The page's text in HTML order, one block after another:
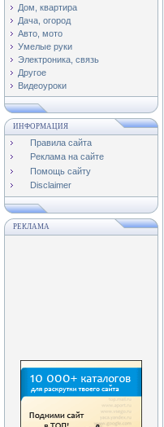
Дом, квартира
Дача, огород
Авто, мото
Умелые руки
Электроника, связь
Другое
Видеоуроки
ИНФОРМАЦИЯ
Правила сайта
Реклама на сайте
Помощь сайту
Disclaimer
РЕКЛАМА